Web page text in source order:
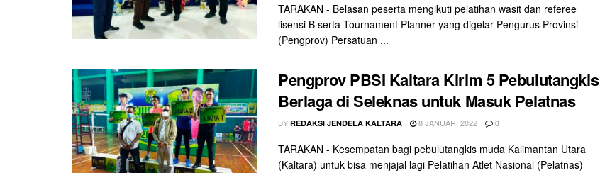
TARAKAN - Belasan peserta mengikuti pelatihan wasit dan referee
lisensi B serta Tournament Planner yang digelar Pengurus Provinsi
(Pengprov) Persatuan ...
Pengprov PBSI Kaltara Kirim 5 Pebulutangkis
Berlaga di Seleknas untuk Masuk Pelatnas
BY REDAKSI JENDELA KALTARA 8 JANUARI 2022 0
TARAKAN - Kesempatan bagi pebulutangkis muda Kalimantan Utara
(Kaltara) untuk bisa menjajal lagi Pelatihan Atlet Nasional (Pelatnas)